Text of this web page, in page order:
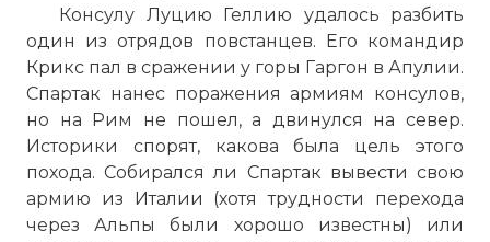
Консулу Луцию Геллию удалось разбить
один из отрядов повстанцев. Его командир
Крикс пал в сражении у горы Гаргон в Апулии.
Спартак нанес поражения армиям консулов,
но на Рим не пошел, а двинулся на север.
Историки спорят, какова была цель этого
похода. Собирался ли Спартак вывести свою
армию из Италии (хотя трудности перехода
черезАльпы
были хорошо известны) или